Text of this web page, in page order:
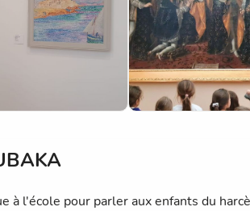
à l'école pour parler aux enfants du